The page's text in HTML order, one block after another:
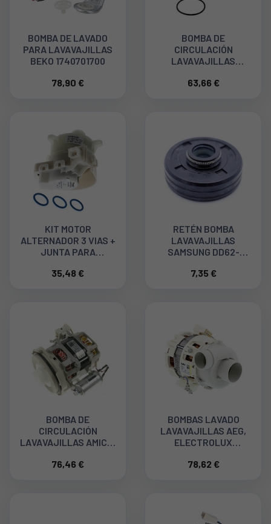
BOMBA DE LAVADO
PARA LAVAVAJILLAS
BEKO 1740701700
78,90 €
BOMBA DE
CIRCULACIÓN
LAVAVAJILLAS
140074403035
63,66 €
KIT MOTOR
ALTERNADOR 3 VIAS +
JUNTA PARA
WHIRLPOOL
35,48 €
RETÉN BOMBA
LAVAVAJILLAS
SAMSUNG DD62-
7,35 €
BOMBA DE
CIRCULACIÓN
LAVAVAJILLAS AMICA,
AS0070350
76,46 €
BOMBAS LAVADO
LAVAVAJILLAS AEG,
ELECTROLUX
78,62 €